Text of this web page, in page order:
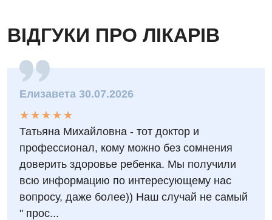
ВІДГУКИ ПРО ЛІКАРІВ
Елизавета 30.07.2026
★
★
★
★
★
★ ★ ★ ★ ★
Татьяна Михайловна - тот доктор и
профессионал, кому можно без сомнения
доверить здоровье ребенка. Мы получили
всю информацию по интересующему нас
вопросу, даже более)) Наш случай не самый
" прос...